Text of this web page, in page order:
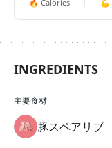
🔥 Calories 💪
INGREDIENTS
主要食材
豚スペアリブ